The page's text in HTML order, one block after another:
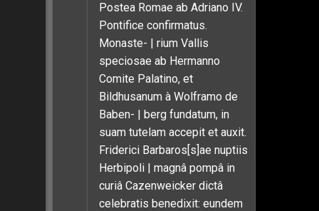
Postea Romae ab Adriano IV.
Pontifice confirmatus.
Monaste- | rium Vallis
speciosae ab Hermanno
Comite Palatino, et
Bildhusanum à Wolframo de
Baben- | berg fundatum, in
suam tutelam accepit et auxit.
Friderici Barbaros[s]ae nuptiis
Herbipoli | magnâ pompâ in
curiâ Cazenweicker dictâ
celebratis benedixit: eundem